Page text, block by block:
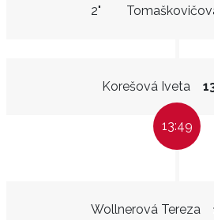
2"
Korešová Iveta
13:49
Wollnerová Tereza